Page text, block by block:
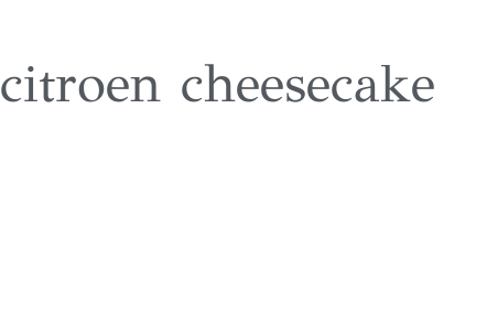
citroen cheesecake